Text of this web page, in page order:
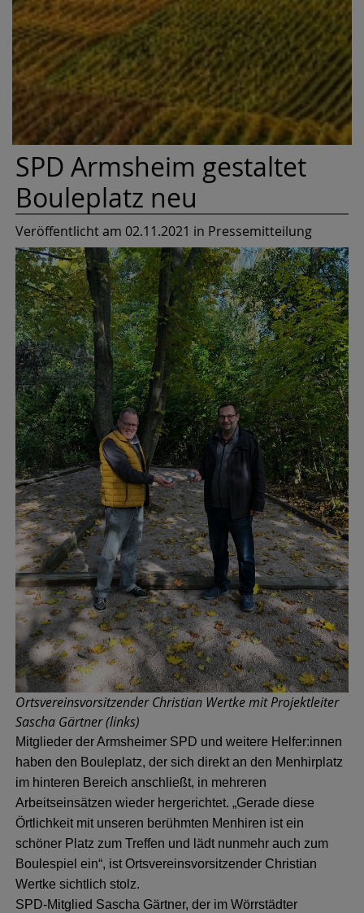
SPD Armsheim gestaltet
Bouleplatz neu
Veröffentlicht am 02.11.2021 in Pressemitteilung
Ortsvereinsvorsitzender Christian Wertke mit Projektleiter
Sascha Gärtner (links)
Mitglieder der Armsheimer SPD und weitere Helfer:innen
haben den Bouleplatz, der sich direkt an den Menhirplatz
im hinteren Bereich anschließt, in mehreren
Arbeitseinsätzen wieder hergerichtet. „Gerade diese
Örtlichkeit mit unseren berühmten Menhiren ist ein
schöner Platz zum Treffen und lädt nunmehr auch zum
Boulespiel ein“, ist Ortsvereinsvorsitzender Christian
Wertke sichtlich stolz.
SPD-Mitglied Sascha Gärtner, der im Wörrstädter